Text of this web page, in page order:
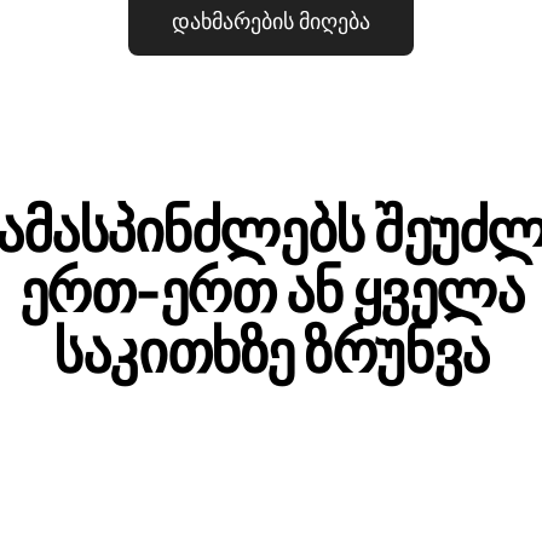
დახმარების მიღება
ერთ‑ერთ ან ყველა
საკითხზე ზრუნვა